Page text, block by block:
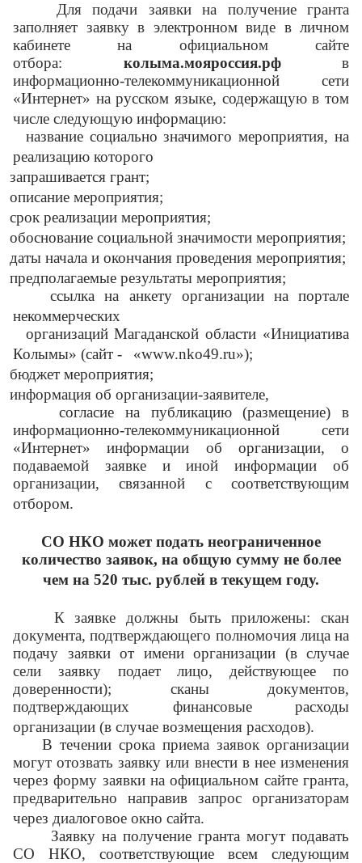
Для подачи заявки на получение гранта
заполняет заявку в электронном виде в личном
кабинете на официальном сайте
отбора: колыма.мояроссия.рфв
информационно-телекоммуникационной сети
«Интернет» на русском языке, содержащую в том
числе следующую информацию:
название социально значимого мероприятия, на
реализацию которого
запрашивается грант;
описание мероприятия;
срок реализации мероприятия;
обоснование социальной значимости мероприятия;
даты начала и окончания проведения мероприятия;
предполагаемые результаты мероприятия;
ссылка на анкету организации на портале
некоммерческих
организаций Магаданской области «Инициатива
Колымы» (сайт -
«www.nko49.ru»);
бюджет мероприятия;
информация об организации-заявителе,
согласие на публикацию (размещение) в
информационно-телекоммуникационной сети
«Интернет» информации об организации, о
подаваемой заявке и иной информации об
организации, связанной с соответствующим
отбором.
СО НКО может подать неограниченное
количество заявок, на общую сумму не более
чем на 520 тыс. рублей в текущем году.
К заявке должны быть приложены: скан
документа, подтверждающего полномочия лица на
подачу заявки от имени организации (в случае
сели заявку подает лицо, действующее по
доверенности); сканы документов,
подтверждающих финансовые расходы
организации (в случае возмещения расходов).
В течении срока приема заявок организации
могут отозвать заявку или внести в нее изменения
через форму заявки на официальном сайте гранта,
предварительно направив запрос организаторам
через диалоговое окно сайта.
Заявку на получение гранта могут подавать
СО НКО, соответствующие всем следующим